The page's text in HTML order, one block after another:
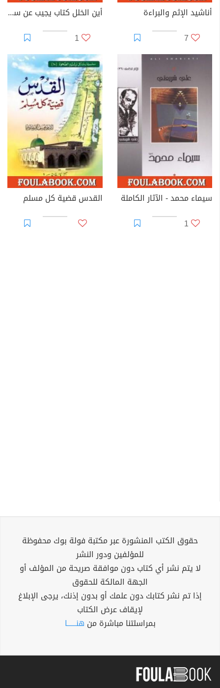
أناشيد الإثم والبراءة
7
أين الخلل كتاب يجيب عن سؤال عمره 200 عام
1
سيماء محمد - الآثار الكاملة
1
القدس قضية كل مسلم
حقوق الكتب المنشورة عبر مكتبة فولة بوك محفوظة
للمؤلفين ودور النشر
لا يتم نشر أي كتاب دون موافقة صريحة من المؤلف أو
الجهة المالكة للحقوق
إذا تم نشر كتابك دون علمك أو بدون إذنك، يرجى الإبلاغ
لإيقاف عرض الكتاب
بمراسلتنا مباشرة من هنــــــا